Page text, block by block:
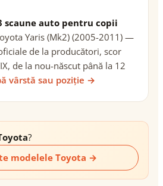
scaune auto pentru copii
Yaris (Mk2) (2005-2011) —
de la producători, scor
de la nou-născut până la 12
vârstă sau poziție →
?
modelele Toyota →